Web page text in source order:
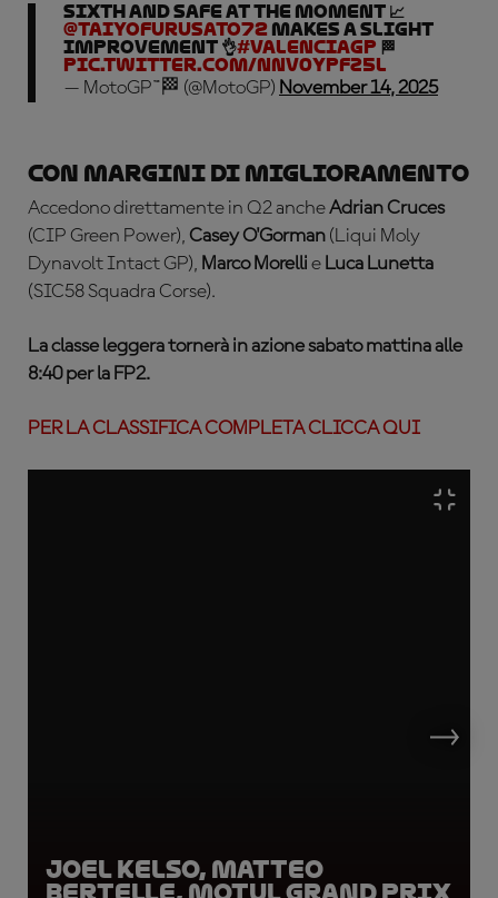
Sixth and safe at the moment 📈
@Taiyofurusato72 makes a slight
improvement 👌#ValenciaGP 🏁
pic.twitter.com/Nnv0YpFZ5L
— MotoGP™🏁 (@MotoGP) November 14, 2025
Con margini di miglioramento
Accedono direttamente in Q2 ancheAdrian Cruces
(CIP Green Power), Casey O'Gorman (Liqui Moly
Dynavolt Intact GP), Marco Morelli e Luca Lunetta
(SIC58 Squadra Corse).
La classe leggera tornerà in azione sabato mattina alle
8:40 per la FP2.
PER LA CLASSIFICA COMPLETA CLICCA QUI
Joel Kelso, Matteo